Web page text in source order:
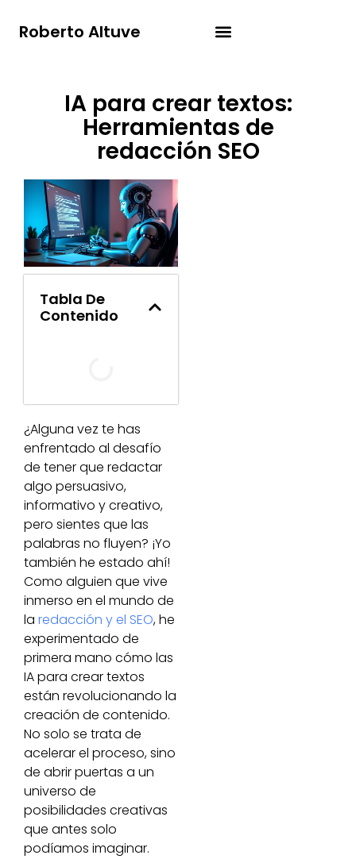
Roberto Altuve
IA para crear textos:
Herramientas de
redacción SEO
Tabla De
Contenido
¿Alguna vez te has
enfrentado al desafío
de tener que redactar
algo persuasivo,
informativo y creativo,
pero sientes que las
palabras no fluyen? ¡Yo
también he estado ahí!
Como alguien que vive
inmerso en el mundo de
la redacción y el SEO, he
experimentado de
primera mano cómo las
IA para crear textos
están revolucionando la
creación de contenido.
No solo se trata de
acelerar el proceso, sino
de abrir puertas a un
universo de
posibilidades creativas
que antes solo
podíamos imaginar.